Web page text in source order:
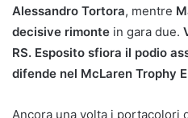
Alessandro Tortora, mentre
decisive rimonte in gara due.
RS. Esposito sfiora il podio
difende nel McLaren Trophy
Ancora una volta i portacolori